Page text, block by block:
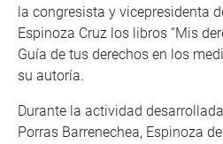
la congresista y vicepresidenta
Espinoza Cruz los libros “Mis
Guía de tus derechos en los
su autoría.
Durante la actividad
Porras Barrenechea, Espinoza